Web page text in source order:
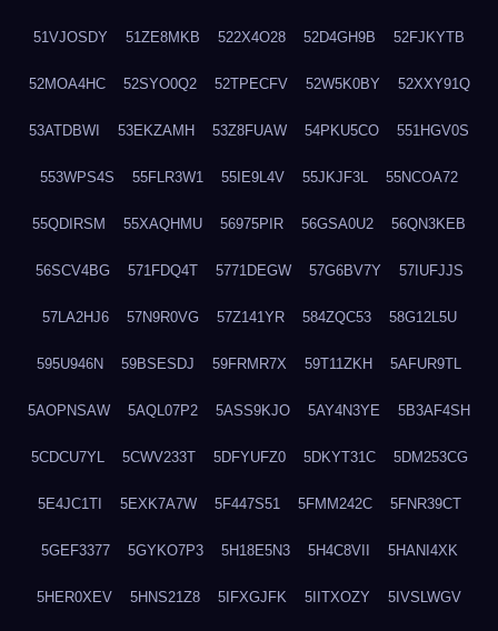
51VJOSDY 51ZE8MKB 522X4O28 52D4GH9B 52FJKYTB
52MOA4HC 52SYO0Q2 52TPECFV 52W5K0BY 52XXY91Q
53ATDBWI 53EKZAMH 53Z8FUAW 54PKU5CO 551HGV0S
553WPS4S 55FLR3W1 55IE9L4V 55JKJF3L 55NCOA72
55QDIRSM 55XAQHMU 56975PIR 56GSA0U2 56QN3KEB
56SCV4BG 571FDQ4T 5771DEGW 57G6BV7Y 57IUFJJS
57LA2HJ6 57N9R0VG 57Z141YR 584ZQC53 58G12L5U
595U946N 59BSESDJ 59FRMR7X 59T11ZKH 5AFUR9TL
5AOPNSAW 5AQL07P2 5ASS9KJO 5AY4N3YE 5B3AF4SH
5CDCU7YL 5CWV233T 5DFYUFZ0 5DKYT31C 5DM253CG
5E4JC1TI 5EXK7A7W 5F447S51 5FMM242C 5FNR39CT
5GEF3377 5GYKO7P3 5H18E5N3 5H4C8VII 5HANI4XK
5HER0XEV 5HNS21Z8 5IFXGJFK 5IITXOZY 5IVSLWGV